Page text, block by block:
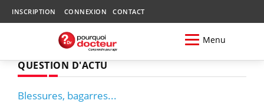
INSCRIPTION CONNEXION CONTACT
Menu
QUESTION D'ACTU
Blessures, bagarres...